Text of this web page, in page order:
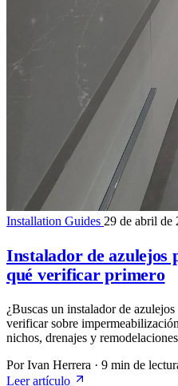
Installation Guides 29 de abril de
Instalador de azulejos
qué verificar primero
¿Buscas un instalador de
verificar sobre
nichos, drenajes y
Por Ivan Herrera · 9 min de
Leer artículo